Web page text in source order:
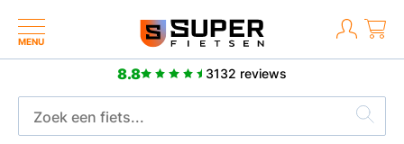
MENU
8.8 3132 reviews
Meer dan 2500 positieve reviews